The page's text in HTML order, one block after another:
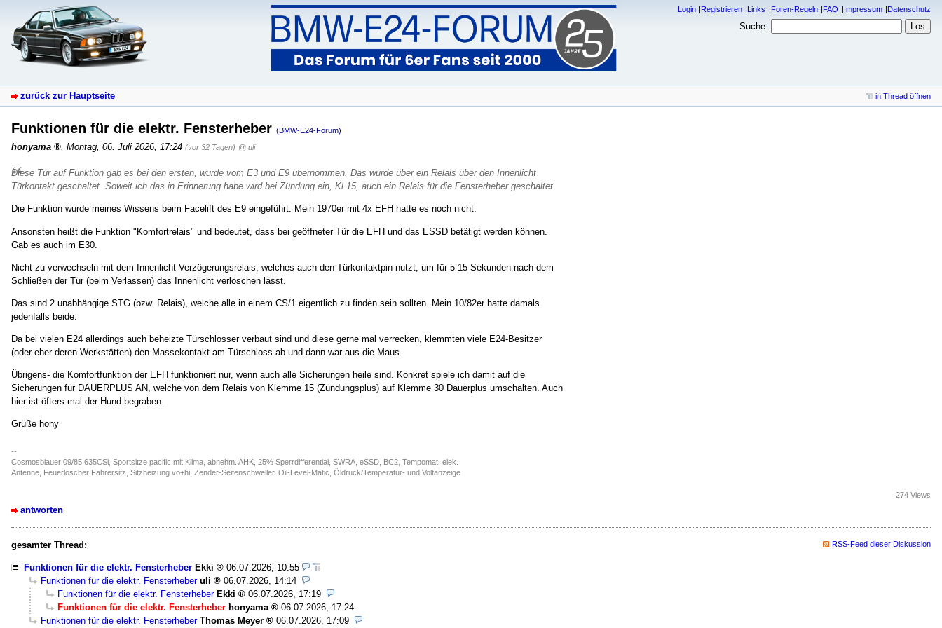
Login Registrieren Links Foren-Regeln FAQ Impressum Datenschutz
Suche:
zurück zur Hauptseite in Thread öffnen
Funktionen für die elektr. Fensterheber (BMW-E24-Forum)
honyama , Montag, 06. Juli 2026, 17:24 (vor 32 Tagen) @ uli
Diese Tür auf Funktion gab es bei den ersten, wurde vom E3 und E9 übernommen. Das wurde über ein Relais über den Innenlicht
Türkontakt geschaltet. Soweit ich das in Erinnerung habe wird bei Zündung ein, Kl.15, auch ein Relais für die Fensterheber geschaltet.
Die Funktion wurde meines Wissens beim Facelift des E9 eingeführt. Mein 1970er mit 4x EFH hatte es noch nicht.
Ansonsten heißt die Funktion "Komfortrelais" und bedeutet, dass bei geöffneter Tür die EFH und das ESSD betätigt werden können.
Gab es auch im E30.
Nicht zu verwechseln mit dem Innenlicht-Verzögerungsrelais, welches auch den Türkontaktpin nutzt, um für 5-15 Sekunden nach dem
Schließen der Tür (beim Verlassen) das Innenlicht verlöschen lässt.
Das sind 2 unabhängige STG (bzw. Relais), welche alle in einem CS/1 eigentlich zu finden sein sollten. Mein 10/82er hatte damals
jedenfalls beide.
Da bei vielen E24 allerdings auch beheizte Türschlosser verbaut sind und diese gerne mal verrecken, klemmten viele E24-Besitzer
(oder eher deren Werkstätten) den Massekontakt am Türschloss ab und dann war aus die Maus.
Übrigens- die Komfortfunktion der EFH funktioniert nur, wenn auch alle Sicherungen heile sind. Konkret spiele ich damit auf die
Sicherungen für DAUERPLUS AN, welche von dem Relais von Klemme 15 (Zündungsplus) auf Klemme 30 Dauerplus umschalten. Auch
hier ist öfters mal der Hund begraben.
Grüße hony
--
Cosmosblauer 09/85 635CSi, Sportsitze pacific mit Klima, abnehm. AHK, 25% Sperrdifferential, SWRA, eSSD, BC2, Tempomat, elek.
Antenne, Feuerlöscher Fahrersitz, Sitzheizung vo+hi, Zender-Seitenschweller, Oil-Level-Matic, Öldruck/Temperatur- und Voltanzeige
antworten
274 Views
gesamter Thread: RSS-Feed dieser Diskussion
Funktionen für die elektr. Fensterheber Ekki
06.07.2026, 10:55
Funktionen für die elektr. Fensterheber uli
06.07.2026, 14:14
Funktionen für die elektr. Fensterheber Ekki
06.07.2026, 17:19
Funktionen für die elektr. Fensterheber honyama
06.07.2026, 17:24
Funktionen für die elektr. Fensterheber Thomas Meyer 06.07.2026, 17:09